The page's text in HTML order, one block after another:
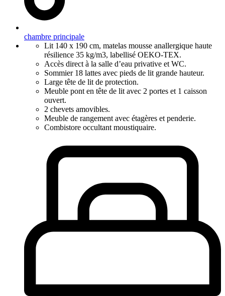
chambre principale
Lit 140 x 190 cm, matelas mousse anallergique haute
résilience 35 kg/m3, labellisé OEKO-TEX.
Accès direct à la salle d’eau privative et WC.
Sommier 18 lattes avec pieds de lit grande hauteur.
Large tête de lit de protection.
Meuble pont en tête de lit avec 2 portes et 1 caisson
ouvert.
2 chevets amovibles.
Meuble de rangement avec étagères et penderie.
Combistore occultant moustiquaire.